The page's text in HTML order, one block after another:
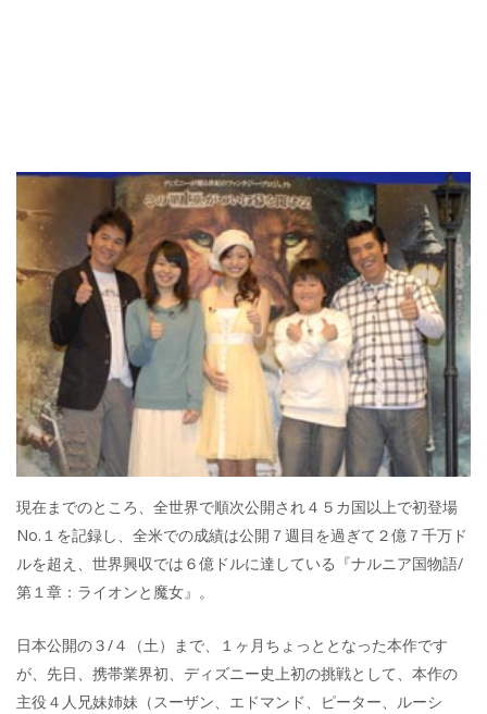
現在までのところ、全世界で順次公開され４５カ国以上で初登場
No.１を記録し、全米での成績は公開７週目を過ぎて２億７千万ド
ルを超え、世界興収では６億ドルに達している『ナルニア国物語/
第１章：ライオンと魔女』。
日本公開の３/４（土）まで、１ヶ月ちょっととなった本作です
が、先日、携帯業界初、ディズニー史上初の挑戦として、本作の
主役４人兄妹姉妹（スーザン、エドマンド、ピーター、ルーシ